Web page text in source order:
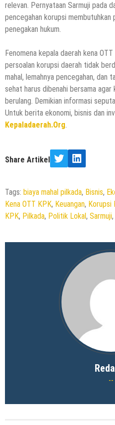
relevan. Pernyataan Sarmuji pada
pencegahan korupsi membutuhkan
penegakan hukum.
Fenomena kepala daerah kena
persoalan korupsi daerah tidak
mahal, lemahnya pencegahan, dan
sehat harus dibenahi bersama
berulang. Demikian informasi
Untuk berita ekonomi, bisnis dan
Kepaladaerah.Org.
Share Artikel TwitterLinkedIn
Tags: biaya mahal pilkada, Bisnis,
Kena OTT KPK, Keuangan, Korupsi
KPK, Pilkada, Politik Lokal, Sarmuji,